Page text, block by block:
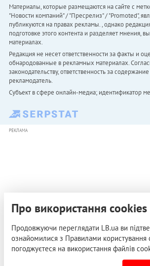
Материалы, которые размещаются на сайте с
"Новости компаний" / "Пресрелиз" / "Promoted",
публикуются на правах рекламы. , однако
подготовке этого контента и разделяет мнения,
материалах.
Редакция не несет ответственности за факты и
обнародованные в рекламных материалах.
законодательству, ответственность за
рекламодатель.
Субъект в сфере онлайн-медиа; идентификатор
РЕКЛАМА
Про використання cookies
Продовжуючи переглядати LB.ua ви
ознайомилися з Правилами користування
погоджуєтеся на використання файлів